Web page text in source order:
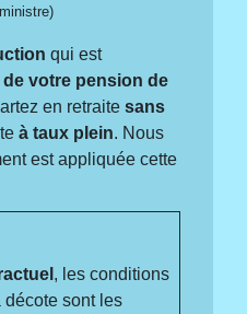
qui est
votre pension de
en retraitesans
à taux plein. Nous
est appliquée cette
, les conditions
sont les